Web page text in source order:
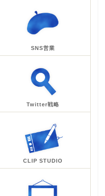
SNS営業
Twitter戦略
CLIP STUDIO